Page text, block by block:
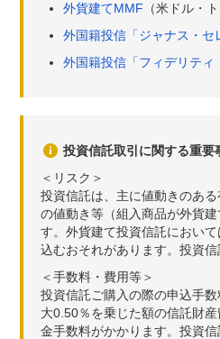
外貨建てMMF （米ドル・
外国籍投信「ジャナス・セ
外国籍投信「フィデリテ
投資信託取引に関する重要
＜リスク＞
投資信託は、主に値動きのあ
の値動き等（組入商品が外貨
す。外貨建て投資信託におい
込むおそれがあります。投資
＜手数料・費用等＞
投資信託ご購入の際の申込手
大0.50％を乗じた額の信託財
金手数料がかかります。投資